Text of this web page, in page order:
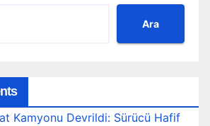
Ara
Kamyonu Devrildi: Sürücü Hafif